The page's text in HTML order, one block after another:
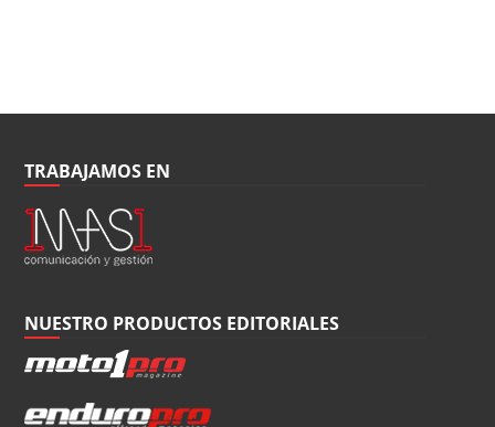
TRABAJAMOS EN
NUESTRO PRODUCTOS EDITORIALES